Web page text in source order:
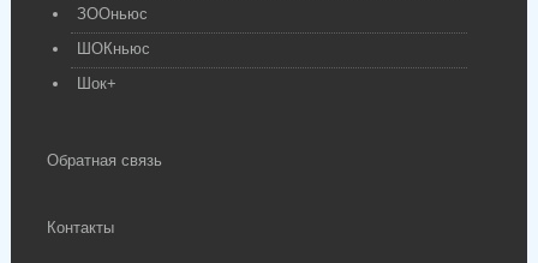
ЗООньюс
ШОКньюс
Шок+
Обратная связь
Контакты